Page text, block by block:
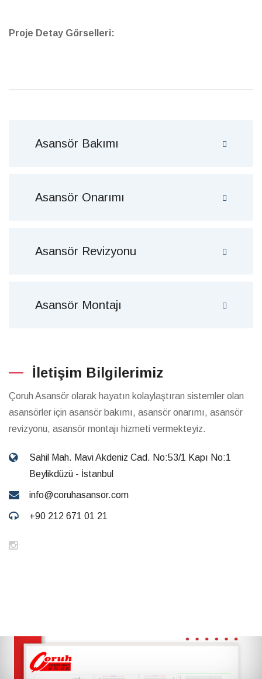
Proje Detay Görselleri:
Asansör Bakımı
Asansör Onarımı
Asansör Revizyonu
Asansör Montajı
İletişim Bilgilerimiz
Çoruh Asansör olarak hayatın kolaylaştıran sistemler olan
asansörler için asansör bakımı, asansör onarımı, asansör
revizyonu, asansör montajı hizmeti vermekteyiz.
Sahil Mah. Mavi Akdeniz Cad. No:53/1 Kapı No:1
Beylikdüzü - İstanbul
info@coruhasansor.com
+90 212 671 01 21